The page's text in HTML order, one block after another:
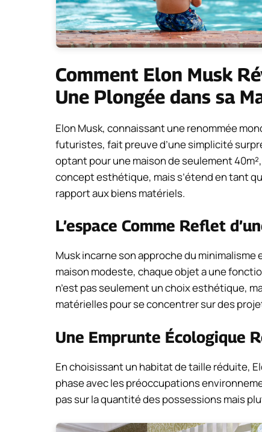
Comment Elon Musk
Une Plongée dans sa
Elon Musk, connaissant une renommée
futuristes, fait preuve d’une simplicité
optant pour une maison de seulement
concept esthétique, mais s’étend en tant
rapport aux biens matériels.
L’espace Comme Reflet
Musk incarne son approche du
maison modeste, chaque objet a une
n’est pas seulement un choix esthétique,
matérielles pour se concentrer sur des
Une Emprunte Écologique
En choisissant un habitat de taille réduite,
phase avec les préoccupations
pas sur la quantité des possessions mais